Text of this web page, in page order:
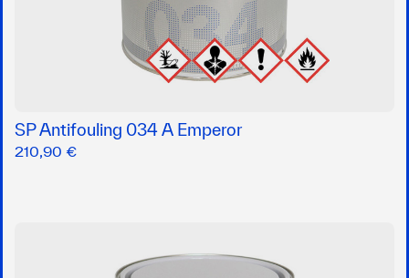
SP Antifouling 034 A Emperor
210,90 €